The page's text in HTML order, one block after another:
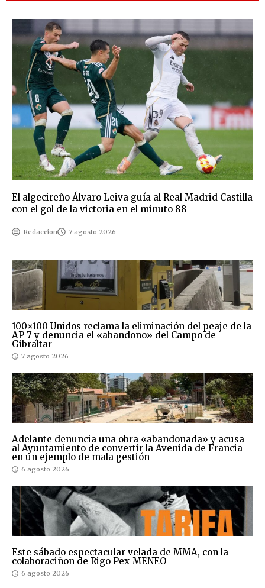
El algecireño Álvaro Leiva guía al Real Madrid Castilla
con el gol de la victoria en el minuto 88
Redaccion 7 agosto 2026
100×100 Unidos reclama la eliminación del peaje de la
AP-7 y denuncia el «abandono» del Campo de
Gibraltar
7 agosto 2026
Adelante denuncia una obra «abandonada» y acusa
al Ayuntamiento de convertir la Avenida de Francia
en un ejemplo de mala gestión
6 agosto 2026
Este sábado espectacular velada de MMA, con la
colaboraciñon de Rigo Pex-MENEO
6 agosto 2026